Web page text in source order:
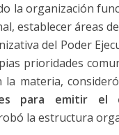
la organización
establecer áreas
del Poder
prioridades
materia,
para emitir el
la estructura